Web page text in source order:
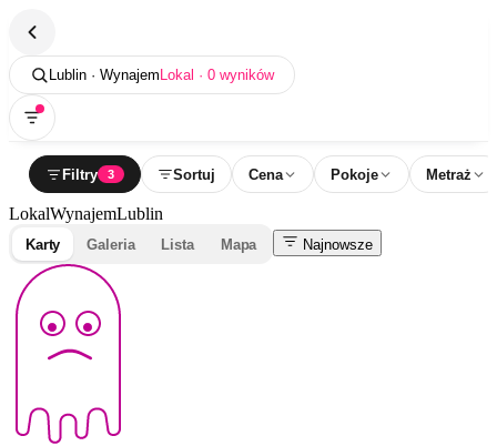
Lublin · Wynajem Lokal · 0 wyników
Filtry 3 Sortuj Cena Pokoje Metraż
LokalWynajemLublin
Karty Galeria Lista Mapa Najnowsze